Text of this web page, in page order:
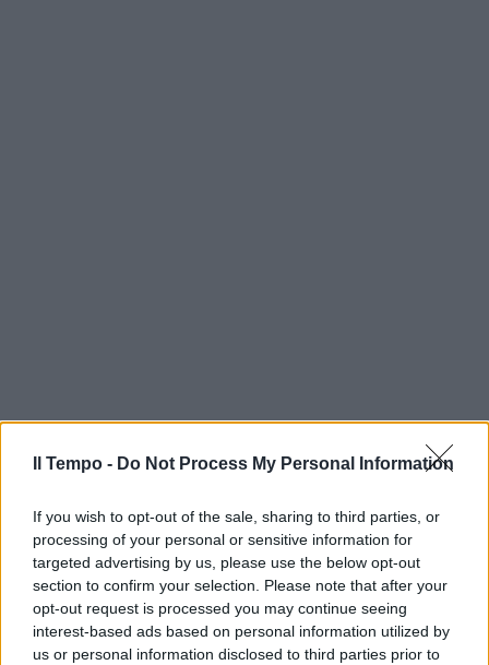
Il Tempo - Do Not Process My Personal Information
If you wish to opt-out of the sale, sharing to third parties, or
processing of your personal or sensitive information for
targeted advertising by us, please use the below opt-out
section to confirm your selection. Please note that after your
opt-out request is processed you may continue seeing
interest-based ads based on personal information utilized by
us or personal information disclosed to third parties prior to